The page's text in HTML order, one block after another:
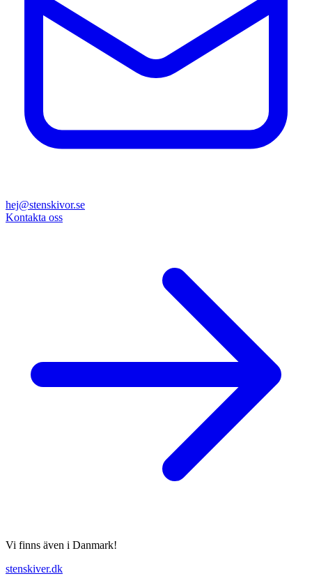
hej@stenskivor.se
Kontakta oss
Vi finns även i Danmark!
stenskiver.dk